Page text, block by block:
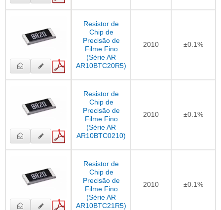
Resistor de
Chip de
Precisão de
Filme Fino
(Série AR
AR10BTC20R5)
2010 ±0.1%
Resistor de
Chip de
Precisão de
Filme Fino
(Série AR
AR10BTC0210)
2010 ±0.1%
Resistor de
Chip de
Precisão de
Filme Fino
(Série AR
AR10BTC21R5)
2010 ±0.1%